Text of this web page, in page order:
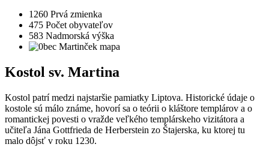
1260 Prvá zmienka
475 Počet obyvateľov
583 Nadmorská výška
Kostol sv. Martina
Kostol patrí medzi najstaršie pamiatky Liptova. Historické údaje o
kostole sú málo známe, hovorí sa o teórii o kláštore templárov a o
romantickej povesti o vražde veľkého templárskeho vizitátora a
učiteľa Jána Gottfrieda de Herberstein zo Štajerska, ku ktorej tu
malo dôjsť v roku 1230.